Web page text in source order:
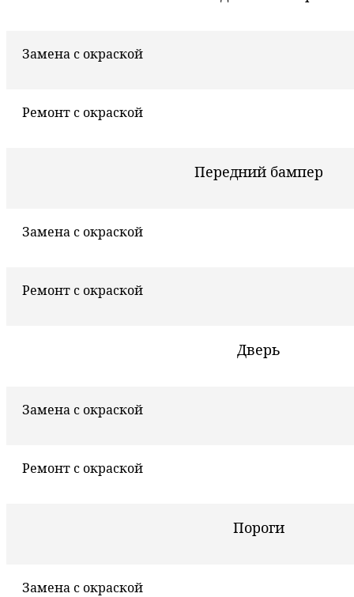
Замена с окраской
Ремонт с окраской
Передний бампер
Замена с окраской
Ремонт с окраской
Дверь
Замена с окраской
Ремонт с окраской
Пороги
Замена с окраской